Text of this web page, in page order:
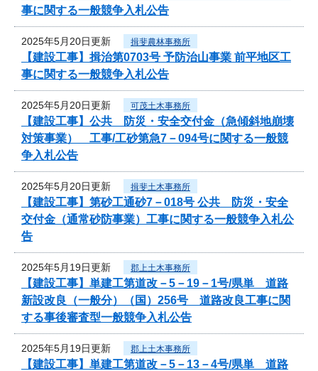
事に関する一般競争入札公告
2025年5月20日更新 揖斐農林事務所
【建設工事】揖治第0703号 予防治山事業 前平地区工
事に関する一般競争入札公告
2025年5月20日更新 可茂土木事務所
【建設工事】公共 防災・安全交付金（急傾斜地崩壊
対策事業） 工事/工砂第急7－094号に関する一般競
争入札公告
2025年5月20日更新 揖斐土木事務所
【建設工事】第砂工通砂7－018号 公共 防災・安全
交付金（通常砂防事業）工事に関する一般競争入札公
告
2025年5月19日更新 郡上土木事務所
【建設工事】単建工第道改－5－19－1号/県単 道路
新設改良（一般分）（国）256号 道路改良工事に関
する事後審査型一般競争入札公告
2025年5月19日更新 郡上土木事務所
【建設工事】単建工第道改－5－13－4号/県単 道路